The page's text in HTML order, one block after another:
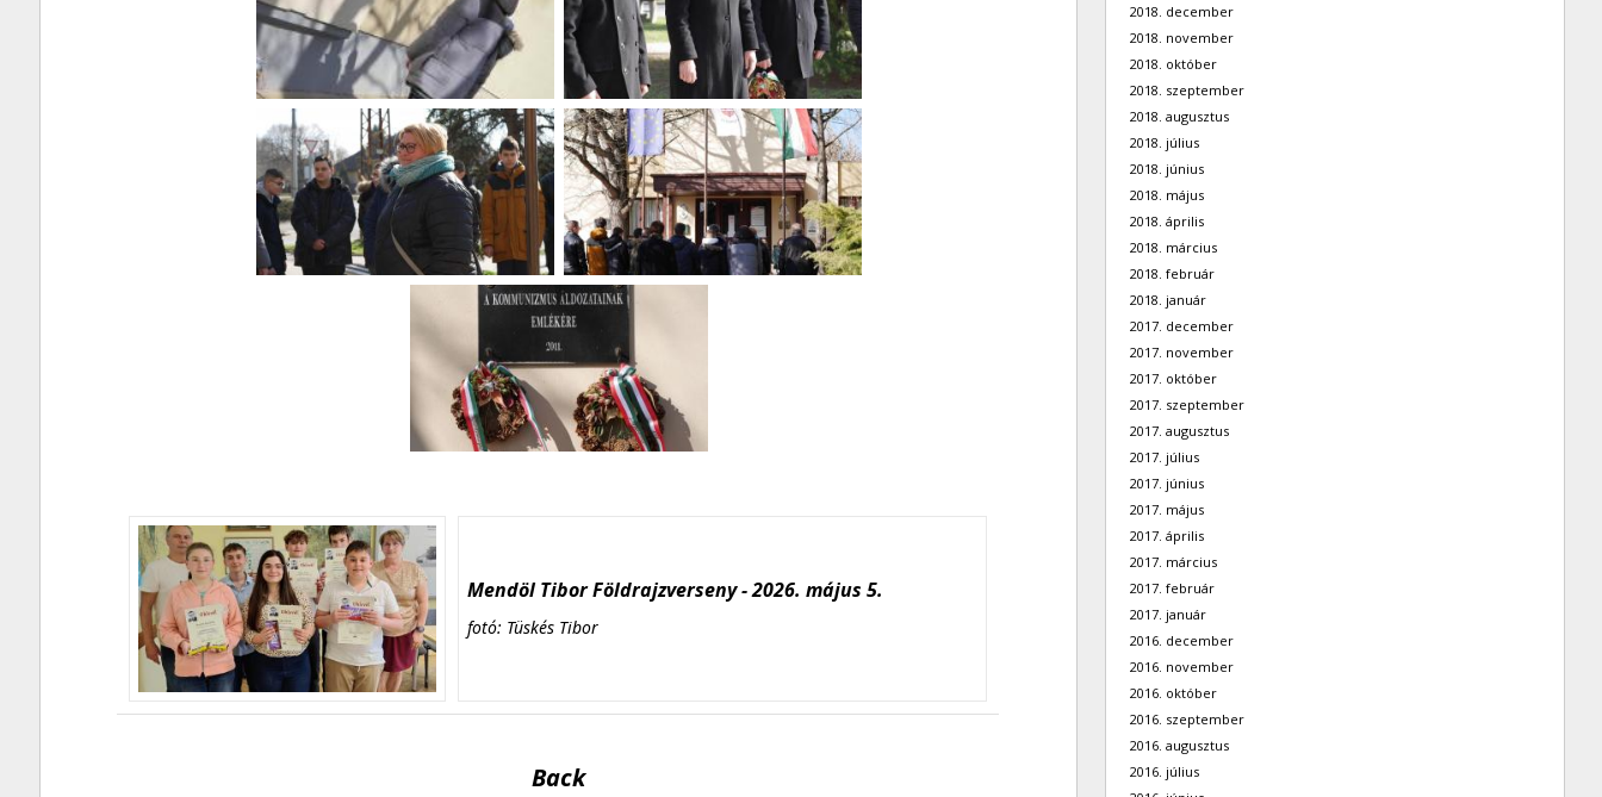
Mendöl Tibor Földrajzverseny - 2026. május 5.
fotó: Tüskés Tibor
Back
2018. december
2018. november
2018. október
2018. szeptember
2018. augusztus
2018. július
2018. június
2018. május
2018. április
2018. március
2018. február
2018. január
2017. december
2017. november
2017. október
2017. szeptember
2017. augusztus
2017. július
2017. június
2017. május
2017. április
2017. március
2017. február
2017. január
2016. december
2016. november
2016. október
2016. szeptember
2016. augusztus
2016. július